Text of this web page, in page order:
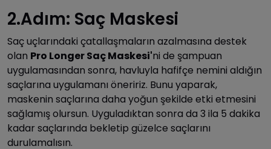
2.Adım: Saç Maskesi
Saç uçlarındaki çatallaşmaların azalmasına destek
olan Pro Longer Saç Maskesi'ni de şampuan
uygulamasından sonra, havluyla hafifçe nemini aldığın
saçlarına uygulamanı öneririz. Bunu yaparak,
maskenin saçlarına daha yoğun şekilde etki etmesini
sağlamış olursun. Uyguladıktan sonra da 3 ila 5 dakika
kadar saçlarında bekletip güzelce saçlarını
durulamalısın.